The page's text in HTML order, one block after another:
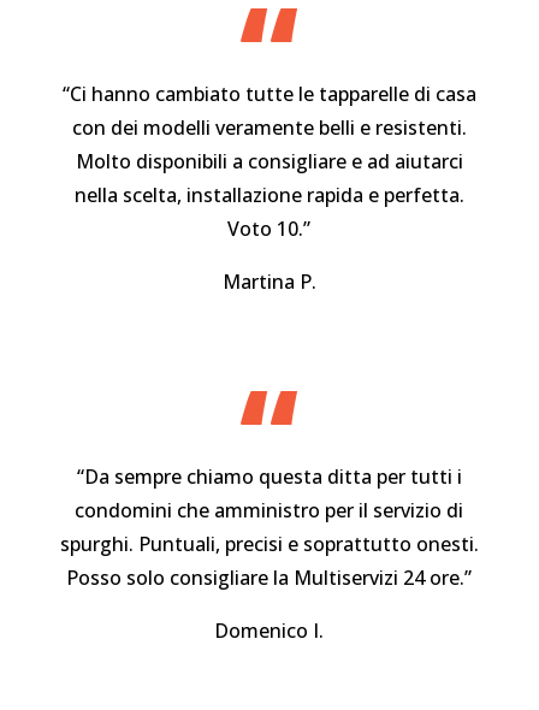
“
“Ci hanno cambiato tutte le tapparelle di casa
con dei modelli veramente belli e resistenti.
Molto disponibili a consigliare e ad aiutarci
nella scelta, installazione rapida e perfetta.
Voto 10.”
Martina P.
“
“Da sempre chiamo questa ditta per tutti i
condomini che amministro per il servizio di
spurghi. Puntuali, precisi e soprattutto onesti.
Posso solo consigliare la Multiservizi 24 ore.”
Domenico I.